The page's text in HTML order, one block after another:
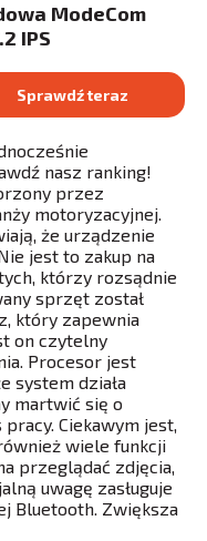
ModeCom
IPS
Sprawdź teraz
nasz ranking!
przez
motoryzacyjnej.
że urządzenie
jest to zakup na
którzy rozsądnie
sprzęt został
który zapewnia
on czytelny
Procesor jest
system działa
martwić się o
Ciekawym jest,
wiele funkcji
przeglądać zdjęcia,
uwagę zasługuje
Bluetooth. Zwiększa